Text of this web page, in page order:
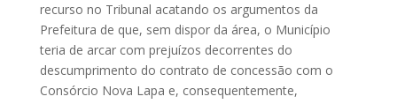
recurso no Tribunal acatando os argumentos da
Prefeitura de que, sem dispor da área, o Município
teria de arcar com prejuízos decorrentes do
descumprimento do contrato de concessão com o
Consórcio Nova Lapa e, consequentemente,